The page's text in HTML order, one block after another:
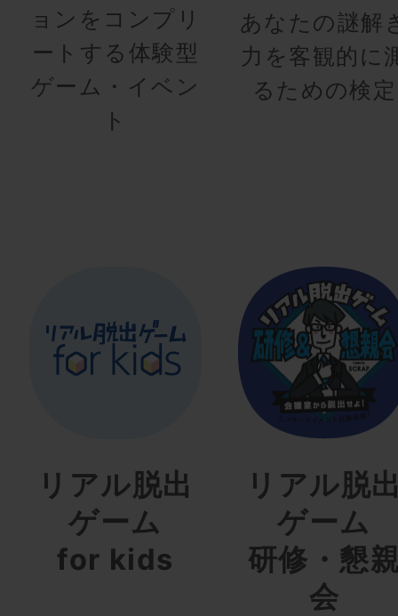
ョンをコンプリ
ートする体験型
ゲーム・イベン
ト
あなたの謎解
力を客観的に
るための検定
リアル脱出
ゲーム
for kids
リアル脱
ゲーム
研修・懇
会